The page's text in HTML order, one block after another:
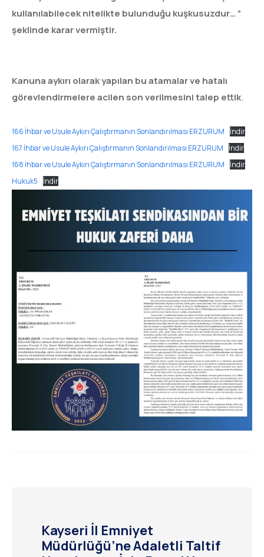
kullanılabilecek nitelikte bulunduğu kuşkusuzdur… ”
şeklinde karar vermiştir.
Kanuna aykırı olarak yapılan bu atamalar ve hatalı
görevlendirmelere acilen son verilmesini talep ettik.
166 İhbar ve Usule Aykırı Çalıştırmanın Sonlandırılması ERZURUM
İndir
167 İhbar ve Usule Aykırı Çalıştırmanın Sonlandırılması ERZURUM
İndir
168 İhbar ve Usule Aykırı Çalıştırmanın Sonlandırılması ERZURUM
İndir
Hukuk5
İndir
Kayseri İl Emniyet
Müdürlüğü’ne Adaletli Taltif